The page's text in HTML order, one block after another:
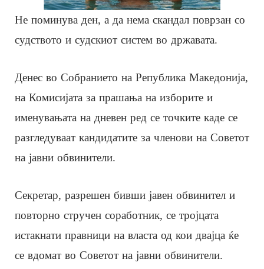
Не поминува ден, а да нема скандал поврзан со
судството и судскиот систем во државата.
Денес во Собранието на Република Македонија,
на Комисијата за прашања на изборите и
именувањата на дневен ред се точките каде се
разгледуваат кандидатите за членови на Советот
на јавни обвинители.
Секретар, разрешен бивши јавен обвинител и
повторно стручен соработник, се тројцата
истакнати правници на власта од кои двајца ќе
се вдомат во Советот на јавни обвинители.